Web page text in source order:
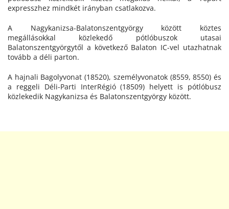
expresszhez mindkét irányban csatlakozva.
A Nagykanizsa-Balatonszentgyörgy között köztes
megállásokkal közlekedő pótlóbuszok utasai
Balatonszentgyörgytől a következő Balaton IC-vel utazhatnak
tovább a déli parton.
A hajnali Bagolyvonat (18520), személyvonatok (8559, 8550) és
a reggeli Déli-Parti InterRégió (18509) helyett is pótlóbusz
közlekedik Nagykanizsa és Balatonszentgyörgy között.